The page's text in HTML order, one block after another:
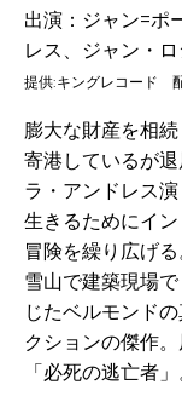
出演：ジャン=ポ
レス、ジャン・
提供:キングレコード
膨大な財産を相
寄港しているが
ラ・アンドレス
生きるためにイ
冒険を繰り広げ
雪山で建築現場
じたベルモンド
クションの傑作
「必死の逃亡者」